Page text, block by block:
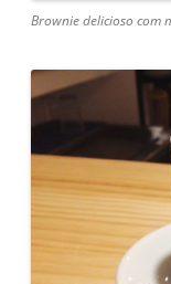
Brownie delicioso com